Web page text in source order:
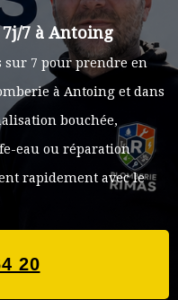
7 à Antoing
sur 7 pour prendre en
à Antoing et dans
bouchée,
eau ou réparation
rapidement avec le
20